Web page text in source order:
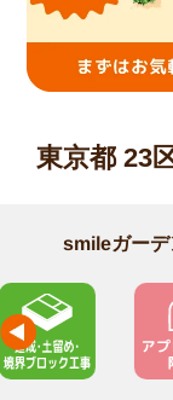
東京都 23
smileガーデ